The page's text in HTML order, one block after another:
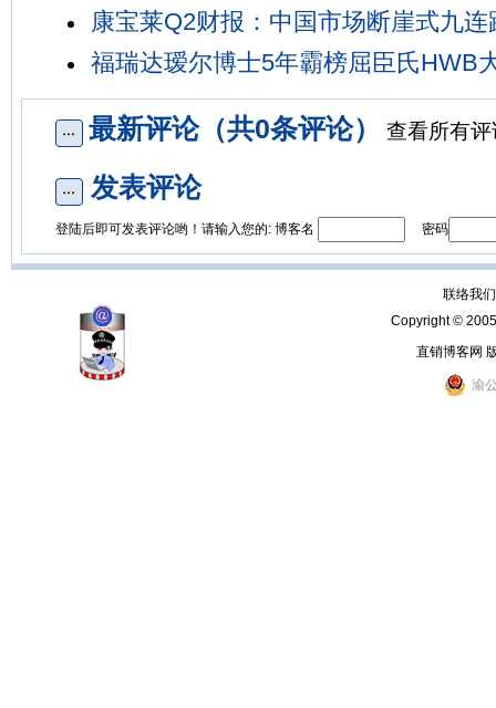
康宝莱Q2财报：中国市场断崖式九连
福瑞达瑷尔博士5年霸榜屈臣氏HWB
最新评论（共0条评论） 查看所有
发表评论
登陆后即可发表评论哟！请输入您的: 博客名 密码
联络我
Copyright ©
直销博客网
渝